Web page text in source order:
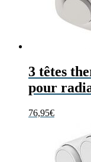
3 têtes
pour
76,95€